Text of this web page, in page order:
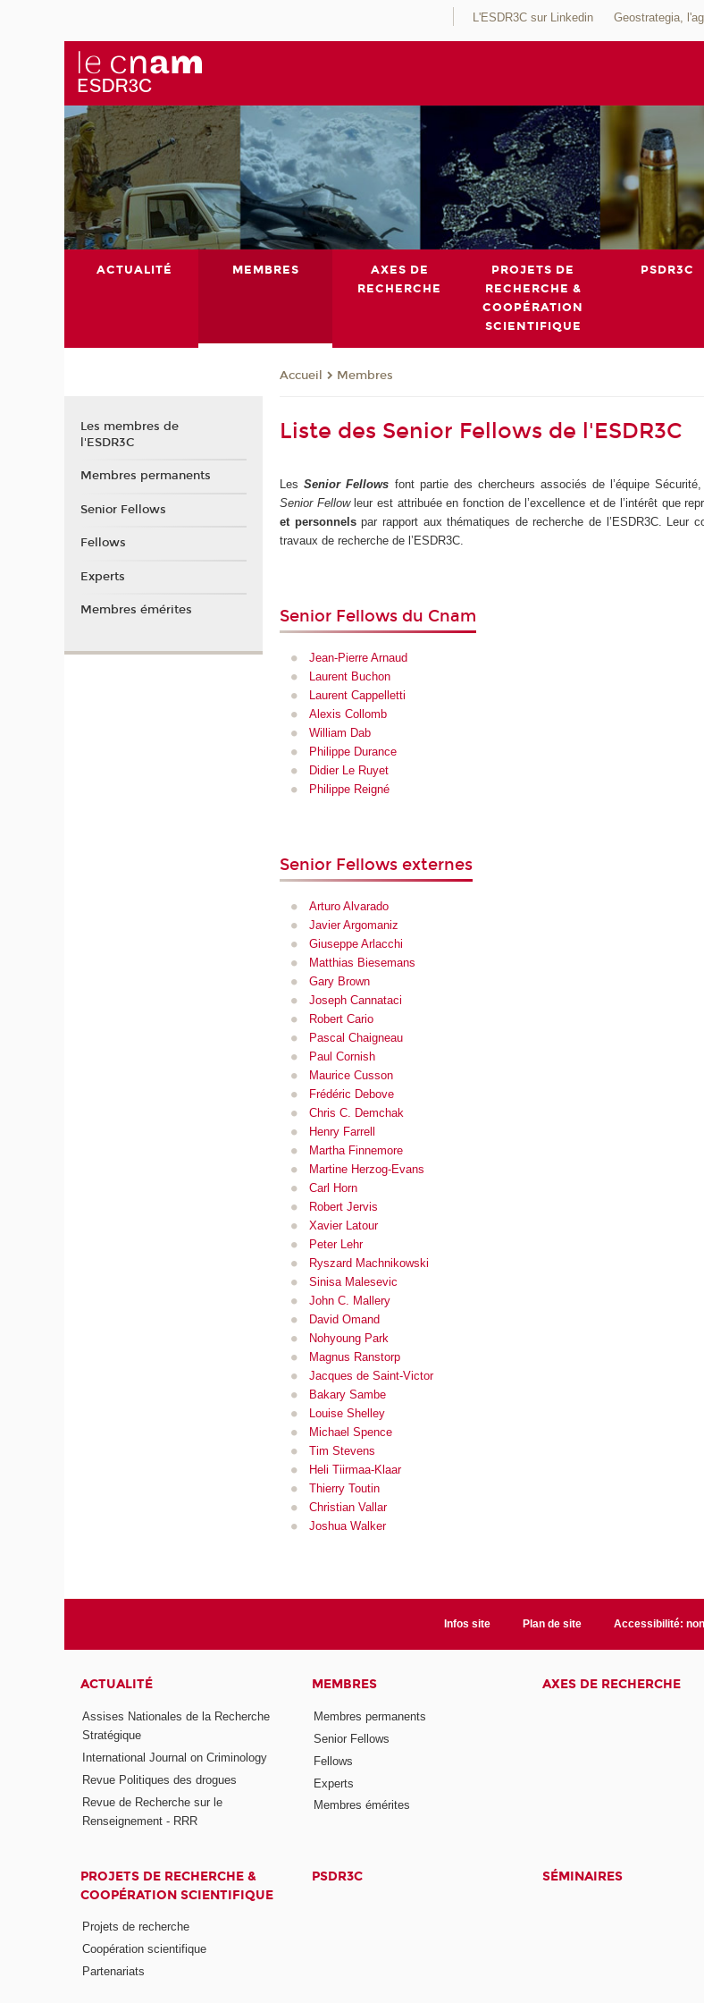
L'ESDR3C sur Linkedin Geostrategia,
ACTUALITÉ MEMBRES
AXES DE
RECHERCHE
PROJETS DE
RECHERCHE &
COOPÉRATION
SCIENTIFIQUE
PSDR3C
Accueil Membres
Liste des Senior Fellows de l'ESDR3C
LesSenior Fellows font partie des chercheurs associés de l’équipe
Senior Fellowleur est attribuée en fonction de l’excellence et de l’intérêt que
et personnelspar rapport aux thématiques de recherche de l’ESDR3C. Leur
travaux de recherche de l’ESDR3C.
Senior Fellows du Cnam
Jean-Pierre Arnaud
Laurent Buchon
Laurent Cappelletti
Alexis Collomb
William Dab
Philippe Durance
Didier Le Ruyet
Philippe Reigné
Senior Fellows externes
Arturo Alvarado
Javier Argomaniz
Giuseppe Arlacchi
Matthias Biesemans
Gary Brown
Joseph Cannataci
Robert Cario
Pascal Chaigneau
Paul Cornish
Maurice Cusson
Frédéric Debove
Chris C. Demchak
Henry Farrell
Martha Finnemore
Martine Herzog-Evans
Carl Horn
Robert Jervis
Xavier Latour
Peter Lehr
Ryszard Machnikowski
Sinisa Malesevic
John C. Mallery
David Omand
Nohyoung Park
Magnus Ranstorp
Jacques de Saint-Victor
Bakary Sambe
Louise Shelley
Michael Spence
Tim Stevens
Heli Tiirmaa-Klaar
Thierry Toutin
Christian Vallar
Joshua Walker
Les membres de
l'ESDR3C
Membres permanents
Senior Fellows
Fellows
Experts
Membres émérites
Infos site Plan de site Accessibilité:
ACTUALITÉ
Assises Nationales de la Recherche
Stratégique
International Journal on Criminology
Revue Politiques des drogues
Revue de Recherche sur le
Renseignement - RRR
MEMBRES
Membres permanents
Senior Fellows
Fellows
Experts
Membres émérites
AXES DE RECHERCHE
PROJETS DE RECHERCHE &
COOPÉRATION SCIENTIFIQUE
Projets de recherche
Coopération scientifique
Partenariats
PSDR3C SÉMINAIRES